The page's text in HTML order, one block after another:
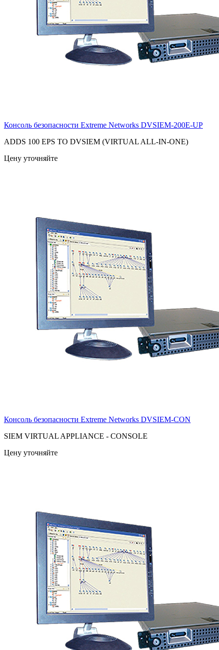
Консоль безопасности Extreme Networks DVSIEM-200E-UP
ADDS 100 EPS TO DVSIEM (VIRTUAL ALL-IN-ONE)
Цену уточняйте
Консоль безопасности Extreme Networks DVSIEM-CON
SIEM VIRTUAL APPLIANCE - CONSOLE
Цену уточняйте